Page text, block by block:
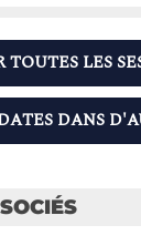
TOUTES LES
DANS